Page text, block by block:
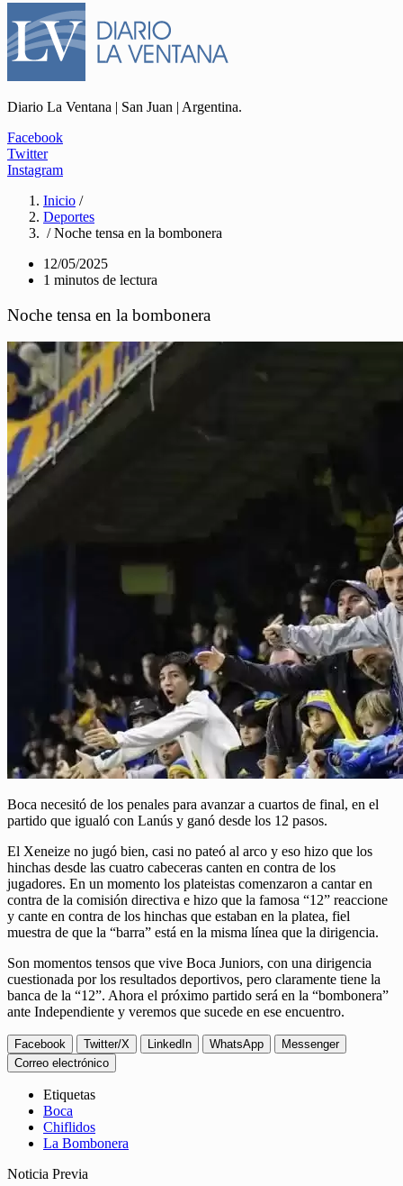
Diario La Ventana | San Juan | Argentina.
Facebook
Twitter
Instagram
Inicio /
Deportes
/ Noche tensa en la bombonera
12/05/2025
1 minutos de lectura
Noche tensa en la bombonera
Boca necesitó de los penales para avanzar a cuartos de final, en el
partido que igualó con Lanús y ganó desde los 12 pasos.
El Xeneize no jugó bien, casi no pateó al arco y eso hizo que los
hinchas desde las cuatro cabeceras canten en contra de los
jugadores. En un momento los plateistas comenzaron a cantar en
contra de la comisión directiva e hizo que la famosa “12” reaccione
y cante en contra de los hinchas que estaban en la platea, fiel
muestra de que la “barra” está en la misma línea que la dirigencia.
Son momentos tensos que vive Boca Juniors, con una dirigencia
cuestionada por los resultados deportivos, pero claramente tiene la
banca de la “12”. Ahora el próximo partido será en la “bombonera”
ante Independiente y veremos que sucede en ese encuentro.
Facebook Twitter/X LinkedIn WhatsApp
Messenger
Correo electrónico
Etiquetas
Boca
Chiflidos
La Bombonera
Noticia Previa